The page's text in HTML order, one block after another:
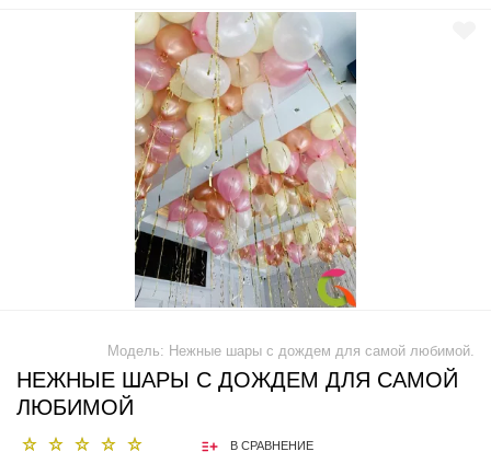
Модель: Нежные шары с дождем для самой любимой.
НЕЖНЫЕ ШАРЫ С ДОЖДЕМ ДЛЯ САМОЙ
ЛЮБИМОЙ
В СРАВНЕНИЕ